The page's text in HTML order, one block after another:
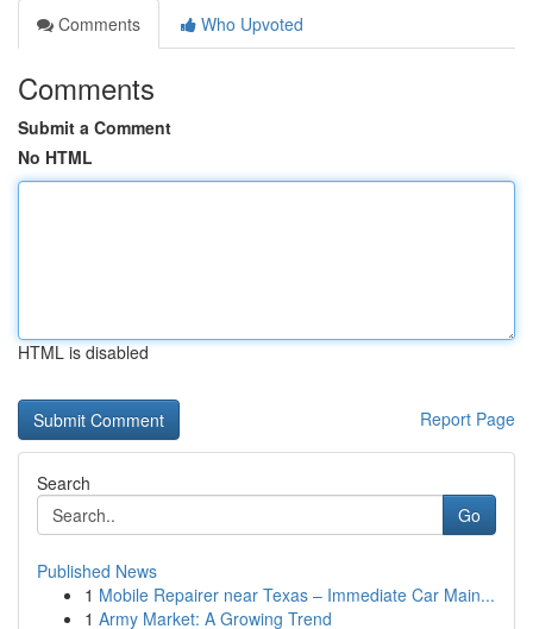
Comments
Who Upvoted
Comments
Submit a Comment
No HTML
HTML is disabled
Report Page
Search
Go
Published News
1 Mobile Repairer near Texas – Immediate Car Main...
1 Army Market: A Growing Trend